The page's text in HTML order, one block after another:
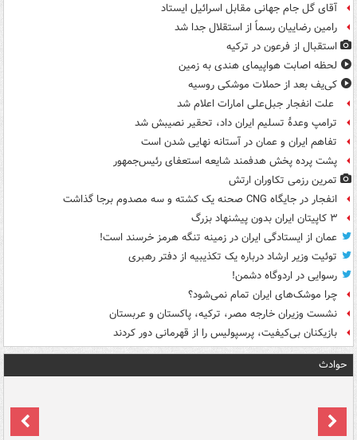
آقای گل جام جهانی مقابل اسرائیل ایستاد
رامین رضاییان رسماً از استقلال جدا شد
استقبال از فرعون در ترکیه
لحظه اصابت هواپیمای هندی به زمین
کی‌یف بعد از حملات موشکی روسیه
علت انفجار جبل‌علی امارات اعلام شد
ترامپ وعدۀ تسلیم ایران داد، تحقیر نصیبش شد
تفاهم ایران و عمان در آستانه نهایی شدن است
پشت پرده پخش هدفمند شایعه استعفای رئیس‌جمهور
تمرین رزمی تکاوران ارتش
انفجار در جایگاه CNG صحنه یک کشته و سه مصدوم برجا گذاشت
۳ کاپیتان ایران بدون پیشنهاد بزرگ
عمان از ایستادگی ایران در زمینه تنگه هرمز خرسند است!
توئیت وزیر ارشاد درباره یک تکذیبیه از دفتر رهبری
رسوایی در اردوگاه دشمن!
چرا موشک‌های ایران تمام نمی‌شود؟
نشست وزیران خارجه مصر، ترکیه، پاکستان و عربستان
بازیکنان بی‌کیفیت، پرسپولیس را از قهرمانی دور کردند
حوادث